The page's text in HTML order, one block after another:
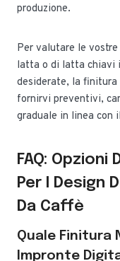
produzione.
Per valutare le
latta o di latta chiavi
desiderate, la
fornirvi preventivi,
graduale in linea con
FAQ:
Per I Design
Da Caffè
Quale Finitura
Impronte